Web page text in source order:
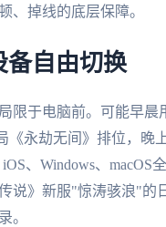
、掉线的底层保障。
备自由切换
限于电脑前。可能早晨
《永劫无间》排位，
、Windows、
说》新服"惊涛骇浪"的
。